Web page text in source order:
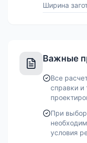
Ширина
Важные
Все
справки и
При
условия